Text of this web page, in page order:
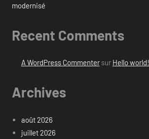
modernisé
Recent Comments
A WordPress Commentersur Hello world!
Archives
août 2026
juillet 2026